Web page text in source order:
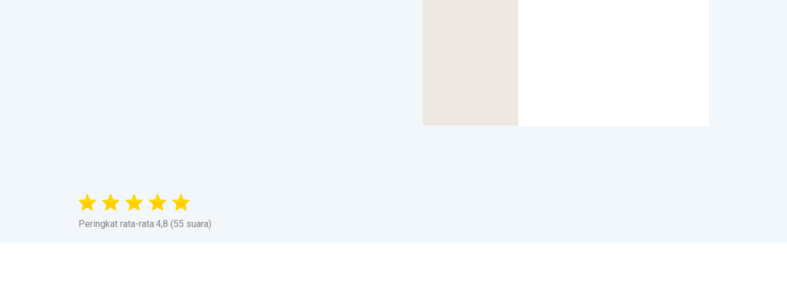
Peringkat rata-rata:4,8 (55 suara)